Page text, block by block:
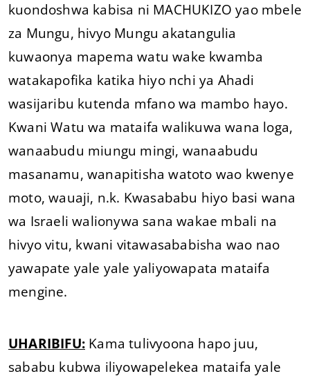
kuondoshwa kabisa ni MACHUKIZO yao mbele
za Mungu, hivyo Mungu akatangulia
kuwaonya mapema watu wake kwamba
watakapofika katika hiyo nchi ya Ahadi
wasijaribu kutenda mfano wa mambo hayo.
Kwani Watu wa mataifa walikuwa wana loga,
wanaabudu miungu mingi, wanaabudu
masanamu, wanapitisha watoto wao kwenye
moto, wauaji, n.k. Kwasababu hiyo basi wana
wa Israeli walionywa sana wakae mbali na
hivyo vitu, kwani vitawasababisha wao nao
yawapate yale yale yaliyowapata mataifa
mengine.
UHARIBIFU: Kama tulivyoona hapo juu,
sababu kubwa iliyowapelekea mataifa yale